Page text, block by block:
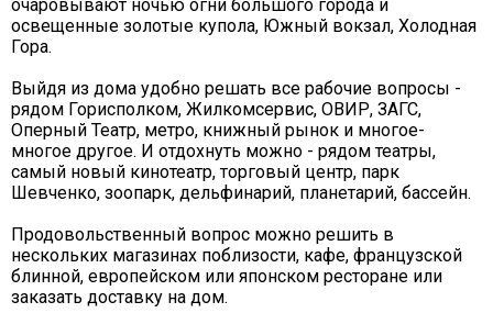
очаровывают ночью огни большого города и
освещенные золотые купола, Южный вокзал, Холодная
Гора.
Выйдя из дома удобно решать все рабочие вопросы -
рядом Горисполком, Жилкомсервис, ОВИР, ЗАГС,
Оперный Театр, метро, книжный рынок и многое-
многое другое. И отдохнуть можно - рядом театры,
самый новый кинотеатр, торговый центр, парк
Шевченко, зоопарк, дельфинарий, планетарий, бассейн.
Продовольственный вопрос можно решить в
нескольких магазинах поблизости, кафе, французской
блинной, европейском или японском ресторане или
заказать доставку на дом.